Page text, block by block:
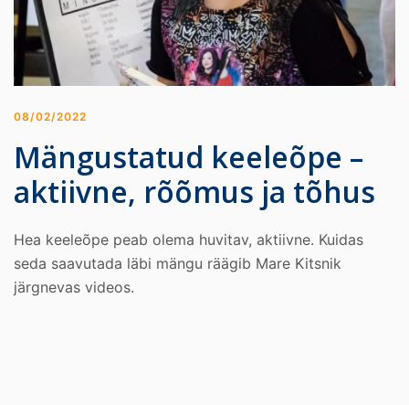
08/02/2022
Mängustatud keeleõpe –
aktiivne, rõõmus ja tõhus
Hea keeleõpe peab olema huvitav, aktiivne. Kuidas
seda saavutada läbi mängu räägib Mare Kitsnik
järgnevas videos.